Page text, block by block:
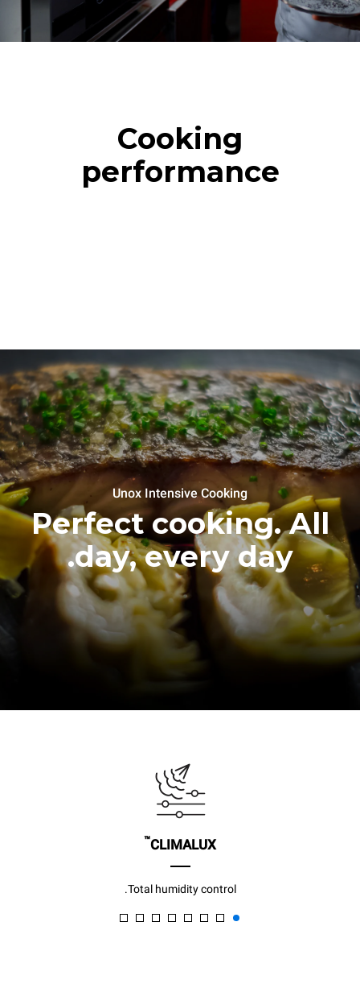
Cooking
performance
Unox Intensive Cooking
Perfect cooking. All
day, every day.
CLIMALUX
™
Total humidity control.